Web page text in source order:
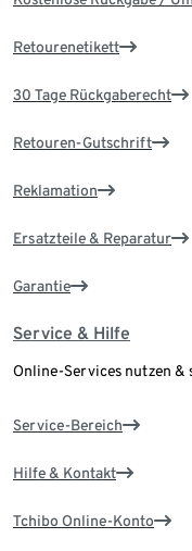
Retourenetikett
30 Tage Rückgaberecht
Retouren-Gutschrift
Reklamation
Ersatzteile & Reparatur
Garantie
Service & Hilfe
Online-Services nutzen
Service-Bereich
Hilfe & Kontakt
Tchibo Online-Konto